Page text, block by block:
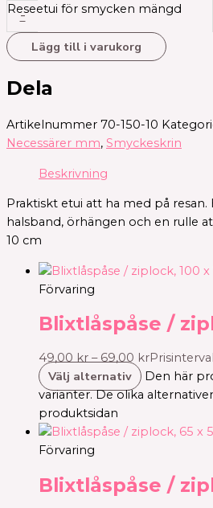
-
Reseetui för smycken mängd
Lägg till i varukorg
Dela
Artikelnummer 70-150-10
Necessärer mm, Smyckeskrin
Beskrivning
Praktiskt etui att ha med på
halsband, örhängen och en rulle
10 cm
Förvaring
Blixtlåspåse /
49,00 kr – 69,00 kr
Välj alternativ
Den här
varianter. De olika
produktsidan
Förvaring
Blixtlåspåse /